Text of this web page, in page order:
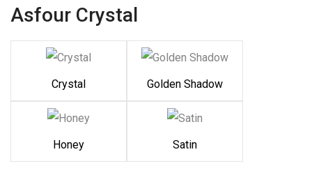
Asfour Crystal
Crystal Golden Shadow
Honey Satin